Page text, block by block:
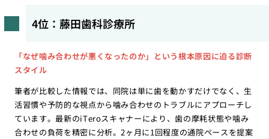
4位：藤田歯科診療所
「なぜ噛み合わせが悪くなったのか」という根本原因に迫る診断
スタイル
筆者が比較した情報では、同院は単に歯を動かすだけでなく、生
活習慣や予防的な視点から噛み合わせのトラブルにアプローチし
ています。最新のiTeroスキャナーにより、歯の摩耗状態や噛み
合わせの負荷を精密に分析。2ヶ月に1回程度の通院ペースを提案